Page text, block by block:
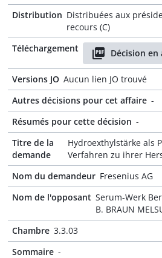
Distribution Distribuées aux
recours (C)
Téléchargement
Décision en
Versions JO Aucun lien JO trouvé
Autres décisions pour cet affaire -
Résumés pour cette décision -
Titre de la
demande
Hydroexthylstärke als
Verfahren zu ihrer
Nom du demandeur Fresenius AG
Nom de l'opposant Serum-Werk
B. BRAUN
Chambre 3.3.03
Sommaire -